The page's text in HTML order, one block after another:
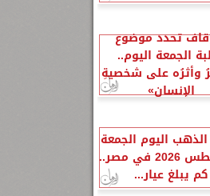
تحدد موضوع
الجمعة اليوم..
وأثرُه على شخصيةِ
الإنسانِ»
اليوم الجمعة
7 أغسطس 2026 في مصر..
كم يبلغ عيار...